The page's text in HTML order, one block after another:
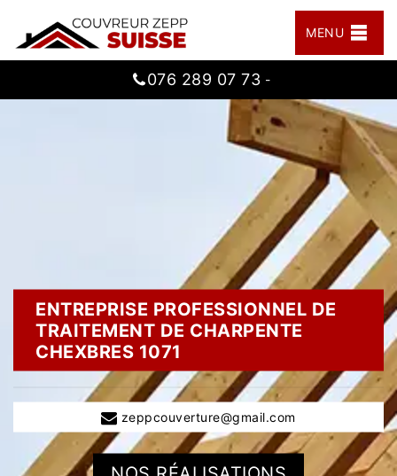
MENU
076 289 07 73 -
ENTREPRISE PROFESSIONNEL DE
TRAITEMENT DE CHARPENTE
CHEXBRES 1071
zeppcouverture@gmail.com